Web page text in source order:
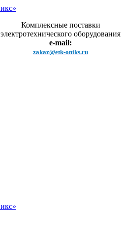
Комплексные поставки
электротехнического оборудования
e-mail:
zakaz@etk-oniks.ru